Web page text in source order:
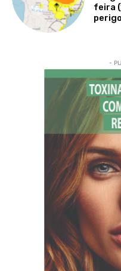
feira
-